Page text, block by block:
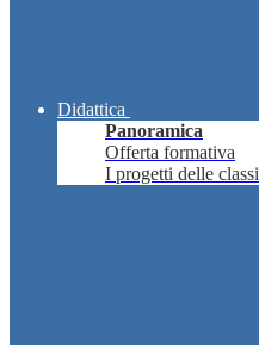
Didattica
Panoramica
Offerta formativa
I progetti delle classi